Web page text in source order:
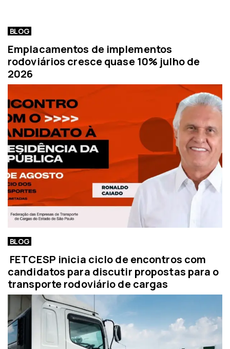
BLOG
Emplacamentos de implementos
rodoviários cresce quase 10% julho de
2026
BLOG
FETCESP inicia ciclo de encontros com
candidatos para discutir propostas para o
transporte rodoviário de cargas